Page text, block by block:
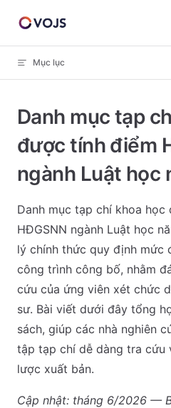
Skip to content
Mục lục
Danh mục tạp
được tính điểm
ngành Luật học
Danh mục tạp chí khoa học
HĐGSNN ngành Luật học
lý chính thức quy định mức
công trình công bố, nhằm
cứu của ứng viên xét chức
sư. Bài viết dưới đây tổng
sách, giúp các nhà nghiên
tập tạp chí dễ dàng tra cứu
lược xuất bản.
Cập nhật: tháng 6/2026 —